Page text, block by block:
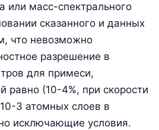
или масс-спектрального
сказанного и данных
что невозможно
разрешение в
для примеси,
равно (10-4%, при скорости
3 атомных слоев в
исключающие условия.